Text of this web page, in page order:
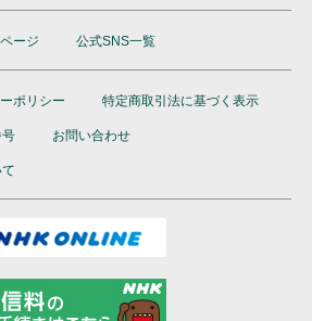
ージ 公式SNS一覧
ポリシー 特定商取引法に基づく表示
お問い合わせ